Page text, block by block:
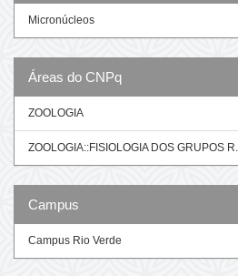
Micronúcleos
Áreas do CNPq
ZOOLOGIA
ZOOLOGIA::FISIOLOGIA DOS GRUPOS R...
Campus
Campus Rio Verde